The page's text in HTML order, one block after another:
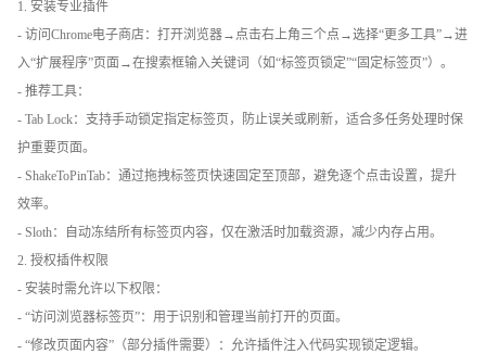
1. 安装专业插件
- 访问Chrome电子商店：打开浏览器→点击右上角三个点→选择“更多工具”→进
入“扩展程序”页面→在搜索框输入关键词（如“标签页锁定”“固定标签页”）。
- 推荐工具：
- Tab Lock：支持手动锁定指定标签页，防止误关或刷新，适合多任务处理时保
护重要页面。
- ShakeToPinTab：通过拖拽标签页快速固定至顶部，避免逐个点击设置，提升
效率。
- Sloth：自动冻结所有标签页内容，仅在激活时加载资源，减少内存占用。
2. 授权插件权限
- 安装时需允许以下权限：
- “访问浏览器标签页”：用于识别和管理当前打开的页面。
- “修改页面内容”（部分插件需要）：允许插件注入代码实现锁定逻辑。